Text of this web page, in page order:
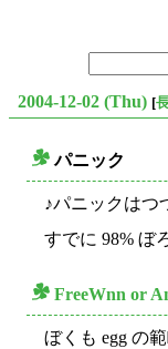
2004-12-02 (Thu) [
パニック
♪パニックはつ
すでに 98% ぼ
FreeWnn or
ぼくも egg の